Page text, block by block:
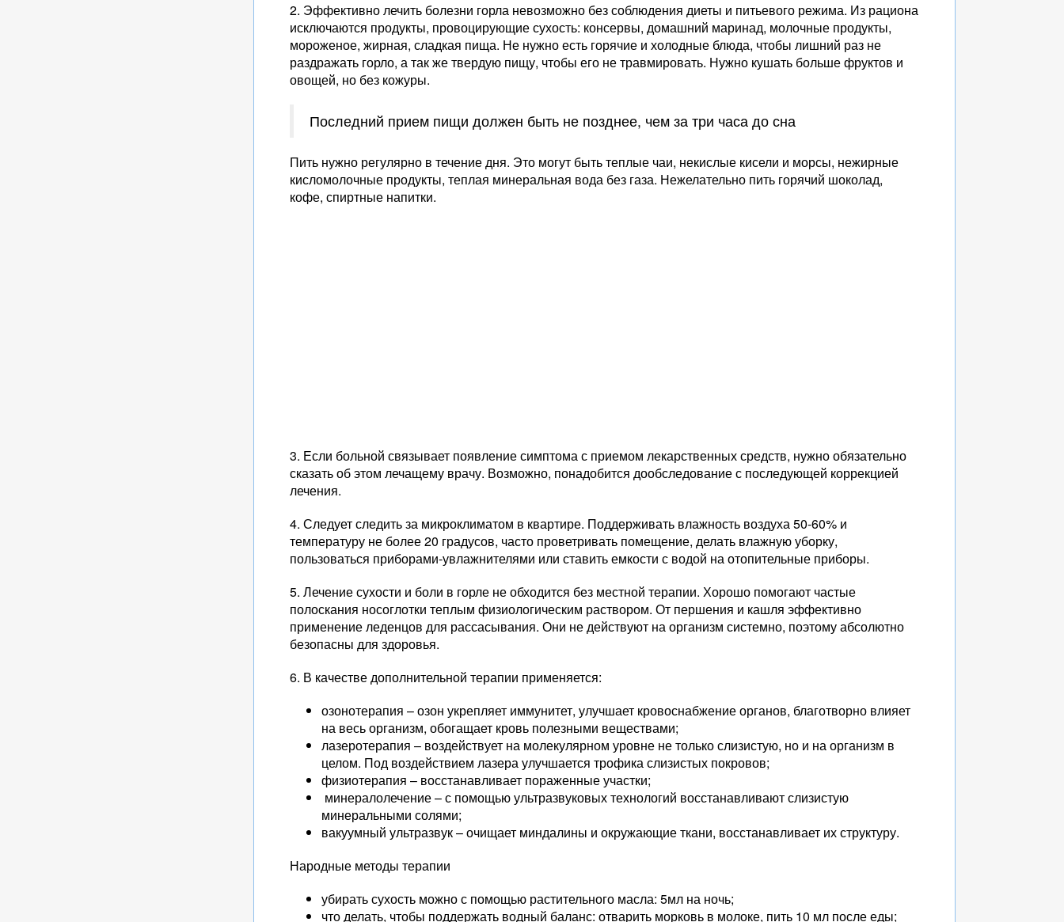
2. Эффективно лечить болезни горла невозможно без соблюдения диеты и питьевого режима. Из рациона
исключаются продукты, провоцирующие сухость: консервы, домашний маринад, молочные продукты,
мороженое, жирная, сладкая пища. Не нужно есть горячие и холодные блюда, чтобы лишний раз не
раздражать горло, а так же твердую пищу, чтобы его не травмировать. Нужно кушать больше фруктов и
овощей, но без кожуры.
Последний прием пищи должен быть не позднее, чем за три часа до сна
Пить нужно регулярно в течение дня. Это могут быть теплые чаи, некислые кисели и морсы, нежирные
кисломолочные продукты, теплая минеральная вода без газа. Нежелательно пить горячий шоколад,
кофе, спиртные напитки.
3. Если больной связывает появление симптома с приемом лекарственных средств, нужно обязательно
сказать об этом лечащему врачу. Возможно, понадобится дообследование с последующей коррекцией
лечения.
4. Следует следить за микроклиматом в квартире. Поддерживать влажность воздуха 50-60% и
температуру не более 20 градусов, часто проветривать помещение, делать влажную уборку,
пользоваться приборами-увлажнителями или ставить емкости с водой на отопительные приборы.
5. Лечение сухости и боли в горле не обходится без местной терапии. Хорошо помогают частые
полоскания носоглотки теплым физиологическим раствором. От першения и кашля эффективно
применение леденцов для рассасывания. Они не действуют на организм системно, поэтому абсолютно
безопасны для здоровья.
6. В качестве дополнительной терапии применяется:
озонотерапия – озон укрепляет иммунитет, улучшает кровоснабжение органов, благотворно влияет
на весь организм, обогащает кровь полезными веществами;
лазеротерапия – воздействует на молекулярном уровне не только слизистую, но и на организм в
целом. Под воздействием лазера улучшается трофика слизистых покровов;
физиотерапия – восстанавливает пораженные участки;
минералолечение – с помощью ультразвуковых технологий восстанавливают слизистую
минеральными солями;
вакуумный ультразвук – очищает миндалины и окружающие ткани, восстанавливает их структуру.
Народные методы терапии
убирать сухость можно с помощью растительного масла: 5мл на ночь;
что делать, чтобы поддержать водный баланс: отварить морковь в молоке, пить 10 мл после еды;